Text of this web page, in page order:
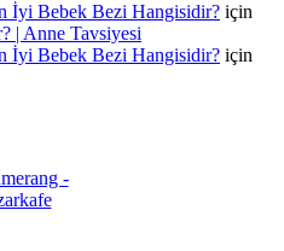
İyi Bebek Bezi Hangisidir? için
| Anne Tavsiyesi
İyi Bebek Bezi Hangisidir? için